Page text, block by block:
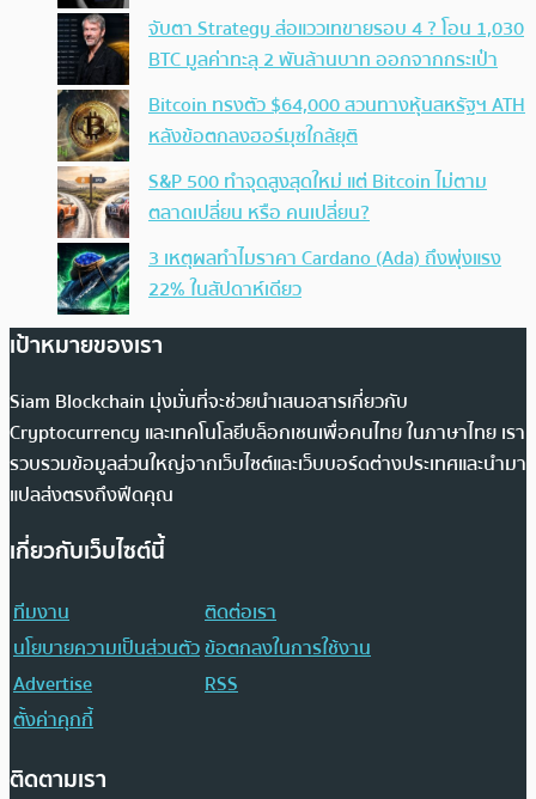
จับตา Strategy ส่อแววเทขายรอบ 4 ? โอน 1,030
BTC มูลค่าทะลุ 2 พันล้านบาท ออกจากกระเป๋า
Bitcoin ทรงตัว $64,000 สวนทางหุ้นสหรัฐฯ ATH
หลังข้อตกลงฮอร์มุซใกล้ยุติ
S&P 500 ทำจุดสูงสุดใหม่ แต่ Bitcoin ไม่ตาม
ตลาดเปลี่ยน หรือ คนเปลี่ยน?
3 เหตุผลทำไมราคา Cardano (Ada) ถึงพุ่งแรง
22% ในสัปดาห์เดียว
เป้าหมายของเรา
Siam Blockchain มุ่งมั่นที่จะช่วยนำเสนอสารเกี่ยวกับ
Cryptocurrency และเทคโนโลยีบล็อกเชนเพื่อคนไทย ในภาษาไทย เรา
รวบรวมข้อมูลส่วนใหญ่จากเว็บไซต์และเว็บบอร์ดต่างประเทศและนำมา
แปลส่งตรงถึงฟีดคุณ
เกี่ยวกับเว็บไซต์นี้
ทีมงาน
ติดต่อเรา
นโยบายความเป็นส่วนตัวข้อตกลงในการใช้งาน
Advertise
RSS
ตั้งค่าคุกกี้
ติดตามเรา